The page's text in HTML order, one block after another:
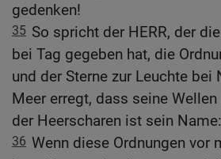
gedenken!
35 So spricht der HERR, der
bei Tag gegeben hat, die
und der Sterne zur Leuchte bei
Meer erregt, dass seine Wellen
der Heerscharen ist sein Name:
36 Wenn diese Ordnungen vor